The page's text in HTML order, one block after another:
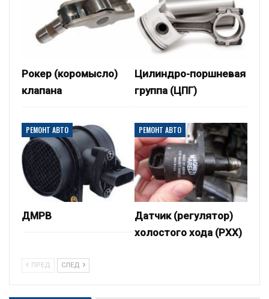
Рокер (коромысло)
клапана
Цилиндро-поршневая
группа (ЦПГ)
РЕМОНТ АВТО
ДМРВ
РЕМОНТ АВТО
Датчик (регулятор)
холостого хода (РХХ)
ПРЕД СЛЕД